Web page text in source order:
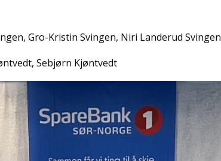
Gro-Kristin Svingen, Niri Landerud Svingen
Sebjørn Kjøntvedt